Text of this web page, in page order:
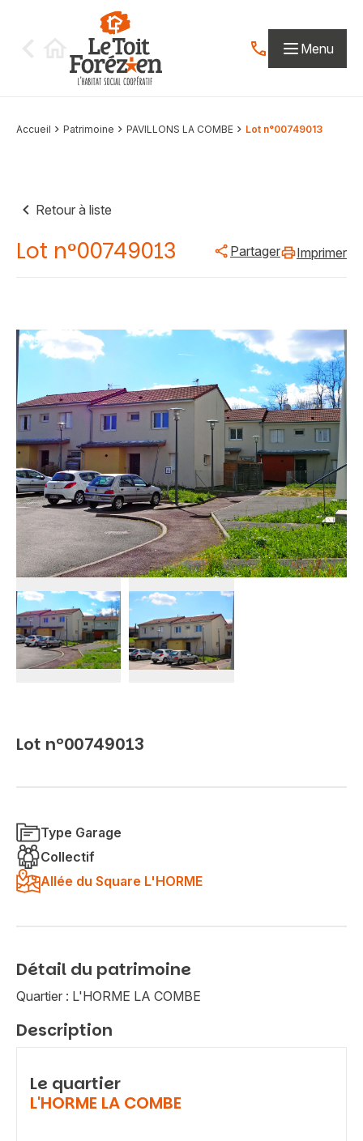
Contactez-nous
Menu
Accueil Patrimoine PAVILLONS LA COMBE Lot n°00749013
Retour à liste
Lot n°00749013 Partager Imprimer
Lot n°00749013
Type Garage
Collectif
Allée du Square L'HORME
Détail du patrimoine
Quartier : L'HORME LA COMBE
Description
Le quartier
L'HORME LA COMBE